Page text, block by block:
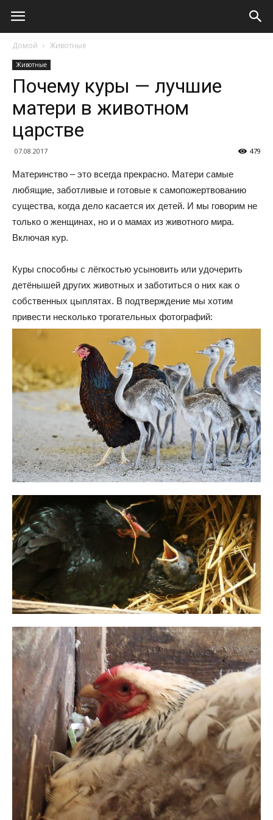
Домой Животные
Животные
Почему куры — лучшие
матери в животном
царстве
07.08.2017 479
Материнство – это всегда прекрасно. Матери самые
любящие, заботливые и готовые к самопожертвованию
существа, когда дело касается их детей. И мы говорим не
только о женщинах, но и о мамах из животного мира.
Включая кур.
Куры способны с лёгкостью усыновить или удочерить
детёнышей других животных и заботиться о них как о
собственных цыплятах. В подтверждение мы хотим
привести несколько трогательных фотографий: